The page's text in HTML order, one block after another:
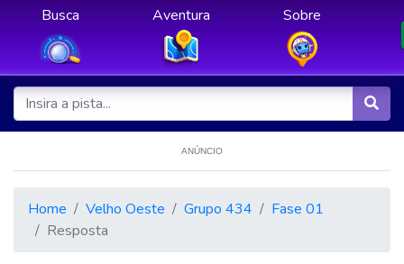
Busca Aventura Sobre
ANÚNCIO
Home Velho Oeste Grupo 434
Fase 01
Resposta